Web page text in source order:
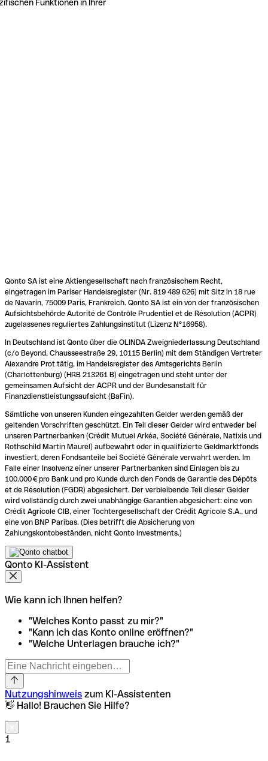
Funktionen in Ihrer
Qonto SA ist eine Aktiengesellschaft nach französischem Recht,
eingetragen im Pariser Handelsregister (Nr. 819 489 626) mit Sitz in 18 rue
de Navarin, 75009 Paris, Frankreich. Qonto SA ist ein von der französischen
Aufsichtsbehörde Autorité de Contrôle Prudentiel et de Résolution (ACPR)
zugelassenes reguliertes Zahlungsinstitut (Lizenz N°16958).
In Deutschland ist Qonto über die OLINDA Zweigniederlassung Deutschland
(c/o Beyond, Chausseestraße 29, 10115 Berlin) mit dem Ständigen Vertreter
Alexandre Prot tätig, im Handelsregister des Amtsgerichts Berlin
(Charlottenburg) (HRB 213261 B) eingetragen und steht unter der
gemeinsamen Aufsicht der ACPR und der Bundesanstalt für
Finanzdienstleistungsaufsicht (BaFin).
Sämtliche von unseren Kunden eingezahlten Gelder werden gemäß der
geltenden Vorschriften geschützt. Ein Teil dieser Gelder wird entweder bei
unseren Partnerbanken (Crédit Mutuel Arkéa, Société Générale, Natixis und
Rothschild Martin Maurel) aufbewahrt oder in qualifizierte Geldmarktfonds
investiert, deren Fondsanteile bei Société Générale verwahrt werden. Im
Falle einer Insolvenz einer unserer Partnerbanken sind Einlagen bis zu
100.000 € pro Bank und pro Kunde durch den Fonds de Garantie des Dépôts
et de Résolution (FGDR) abgesichert. Der verbleibende Teil dieser Gelder
wird vollständig durch zwei unabhängige Garantien abgesichert: eine von
Crédit Agricole CIB, einer Tochtergesellschaft der Crédit Agricole S.A., und
eine von BNP Paribas. (Dies betrifft die Absicherung von
Zahlungskontobeständen, nicht Qonto Investments.)
Qonto KI-Assistent
Wie kann ich Ihnen helfen?
"Welches Konto passt zu mir?"
"Kann ich das Konto online eröffnen?"
"Welche Unterlagen brauche ich?"
Nutzungshinweis zum KI-Assistenten
👋 Hallo! Brauchen Sie Hilfe?
1